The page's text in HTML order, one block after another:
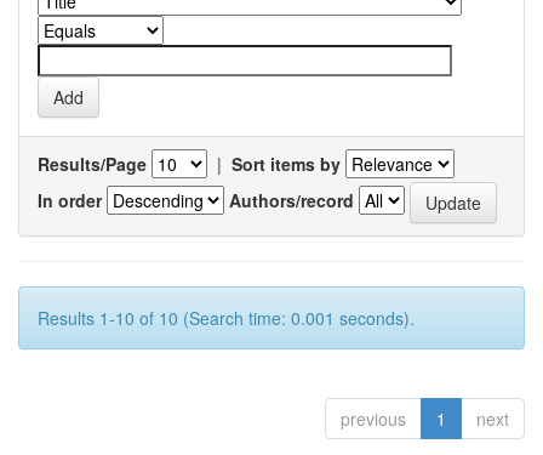
Results/Page | Sort items by
In order
Authors/record
Results 1-10 of 10 (Search time: 0.001 seconds).
previous 1 next